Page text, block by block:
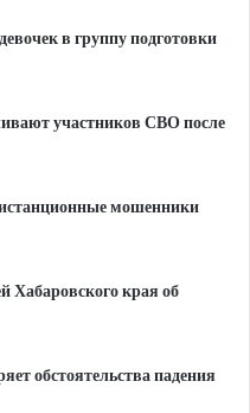
в группу подготовки
участников СВО после
мошенники
Хабаровского края об
обстоятельства падения